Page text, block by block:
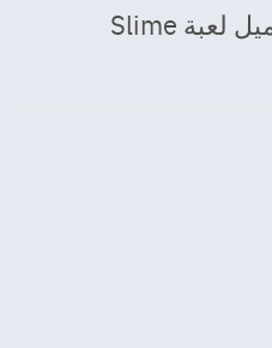
ضع الكلمة المناسبة: تحميل لعبة Slime